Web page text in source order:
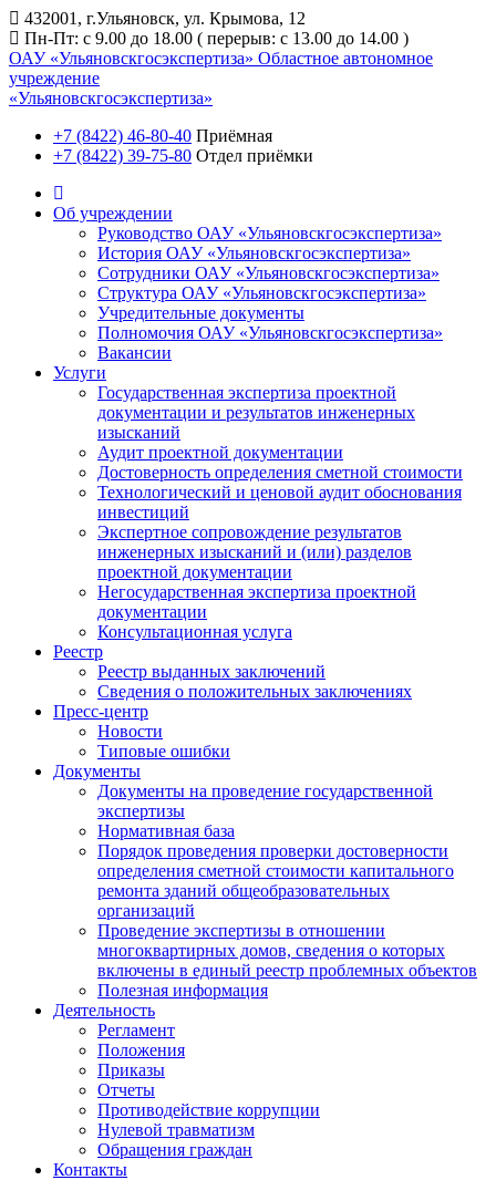
432001, г.Ульяновск, ул. Крымова, 12
Пн-Пт: с 9.00 до 18.00 ( перерыв: с 13.00 до 14.00 )
ОАУ «Ульяновскгосэкспертиза» Областное автономное
учреждение
«Ульяновскгосэкспертиза»
+7 (8422) 46-80-40 Приёмная
+7 (8422) 39-75-80 Отдел приёмки
Об учреждении
Руководство ОАУ «Ульяновскгосэкспертиза»
История ОАУ «Ульяновскгосэкспертиза»
Сотрудники ОАУ «Ульяновскгосэкспертиза»
Структура ОАУ «Ульяновскгосэкспертиза»
Учредительные документы
Полномочия ОАУ «Ульяновскгосэкспертиза»
Вакансии
Услуги
Государственная экспертиза проектной
документации и результатов инженерных
изысканий
Аудит проектной документации
Достоверность определения сметной стоимости
Технологический и ценовой аудит обоснования
инвестиций
Экспертное сопровождение результатов
инженерных изысканий и (или) разделов
проектной документации
Негосударственная экспертиза проектной
документации
Консультационная услуга
Реестр
Реестр выданных заключений
Сведения о положительных заключениях
Пресс-центр
Новости
Типовые ошибки
Документы
Документы на проведение государственной
экспертизы
Нормативная база
Порядок проведения проверки достоверности
определения сметной стоимости капитального
ремонта зданий общеобразовательных
организаций
Проведение экспертизы в отношении
многоквартирных домов, сведения о которых
включены в единый реестр проблемных объектов
Полезная информация
Деятельность
Регламент
Положения
Приказы
Отчеты
Противодействие коррупции
Нулевой травматизм
Обращения граждан
Контакты